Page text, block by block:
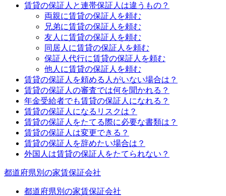
賃貸の保証人と連帯保証人は違うもの？
両親に賃貸の保証人を頼む
兄弟に賃貸の保証人を頼む
友人に賃貸の保証人を頼む
同居人に賃貸の保証人を頼む
保証人代行に賃貸の保証人を頼む
他人に賃貸の保証人を頼む
賃貸の保証人を頼める人がいない場合は？
賃貸の保証人の審査では何を聞かれる？
年金受給者でも賃貸の保証人になれる？
賃貸の保証人になるリスクは？
賃貸の保証人をたてる際に必要な書類は？
賃貸の保証人は変更できる？
賃貸の保証人を辞めたい場合は？
外国人は賃貸の保証人をたてられない？
都道府県別の家賃保証会社
都道府県別の家賃保証会社